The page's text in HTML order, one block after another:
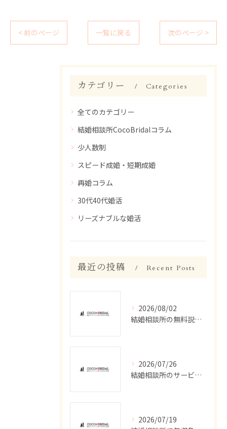
< 前のページ 一覧に戻る 次のページ >
カテゴリー Categories
全てのカテゴリー
結婚相談所CocoBridalコラム
少人数制
スピード成婚・短期成婚
再婚コラム
30代40代婚活
リーズナブルな婚活
最近の投稿 Recent Posts
2026/08/02
結婚相談所の無料説明会で津市丸之内で安心して始める婚活準備ガイド
2026/07/26
結婚相談所のサービス評判を徹底調査し失敗しない選び方と実態を解説
2026/07/19